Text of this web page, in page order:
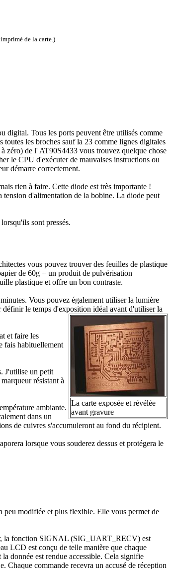
de la carte.)
digital. Tous les ports peuvent être utilisés comme
toutes les broches sauf la 23 comme lignes digitales
zéro) de l' AT90S4433 vous trouvez quelque chose
le CPU d'exécuter de mauvaises instructions ou
démarre correctement.
rien à faire. Cette diode est très importante !
tension d'alimentation de la bobine. La diode peut
sont pressés.
vous pouvez trouver des feuilles de plastique
de 60g + un produit de pulvérisation
plastique et offre un bon contraste.
Vous pouvez également utiliser la lumière
le temps d'exposition idéal avant d'utiliser la
La carte exposée et révélée
avant gravure
et faire les
fais habituellement
J'utilise un petit
résistant à
ambiante.
dans un
de cuivres s'accumuleront au fond du récipient.
lorsque vous souderez dessus et protégera le
peu modifiée et plus flexible. Elle vous permet de
la fonction SIGNAL (SIG_UART_RECV) est
LCD est conçu de telle manière que chaque
donnée est rendue accessible. Cela signifie
Chaque commande recevra un accusé de réception